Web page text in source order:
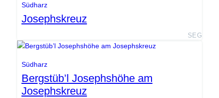
Südharz
Josephskreuz
SEG
Südharz
Bergstüb’l Josephshöhe am
Josephskreuz